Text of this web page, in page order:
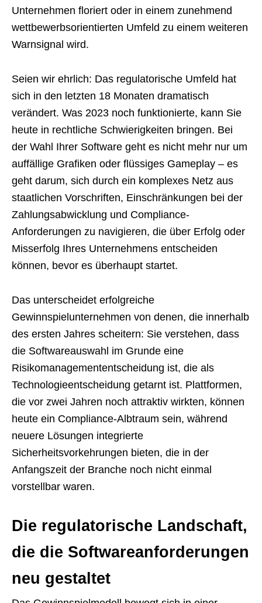
Unternehmen floriert oder in einem zunehmend
wettbewerbsorientierten Umfeld zu einem weiteren
Warnsignal wird.
Seien wir ehrlich: Das regulatorische Umfeld hat
sich in den letzten 18 Monaten dramatisch
verändert. Was 2023 noch funktionierte, kann Sie
heute in rechtliche Schwierigkeiten bringen. Bei
der Wahl Ihrer Software geht es nicht mehr nur um
auffällige Grafiken oder flüssiges Gameplay – es
geht darum, sich durch ein komplexes Netz aus
staatlichen Vorschriften, Einschränkungen bei der
Zahlungsabwicklung und Compliance-
Anforderungen zu navigieren, die über Erfolg oder
Misserfolg Ihres Unternehmens entscheiden
können, bevor es überhaupt startet.
Das unterscheidet erfolgreiche
Gewinnspielunternehmen von denen, die innerhalb
des ersten Jahres scheitern: Sie verstehen, dass
die Softwareauswahl im Grunde eine
Risikomanagemententscheidung ist, die als
Technologieentscheidung getarnt ist. Plattformen,
die vor zwei Jahren noch attraktiv wirkten, können
heute ein Compliance-Albtraum sein, während
neuere Lösungen integrierte
Sicherheitsvorkehrungen bieten, die in der
Anfangszeit der Branche noch nicht einmal
vorstellbar waren.
Die regulatorische Landschaft,
die die Softwareanforderungen
neu gestaltet